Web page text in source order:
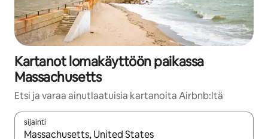
Kartanot lomakäyttöön paikassa
Massachusetts
Etsi ja varaa ainutlaatuisia kartanoita Airbnb:ltä
sijainti
Kun tulokset ovat saatavilla, navigoi ylös- ja alas-